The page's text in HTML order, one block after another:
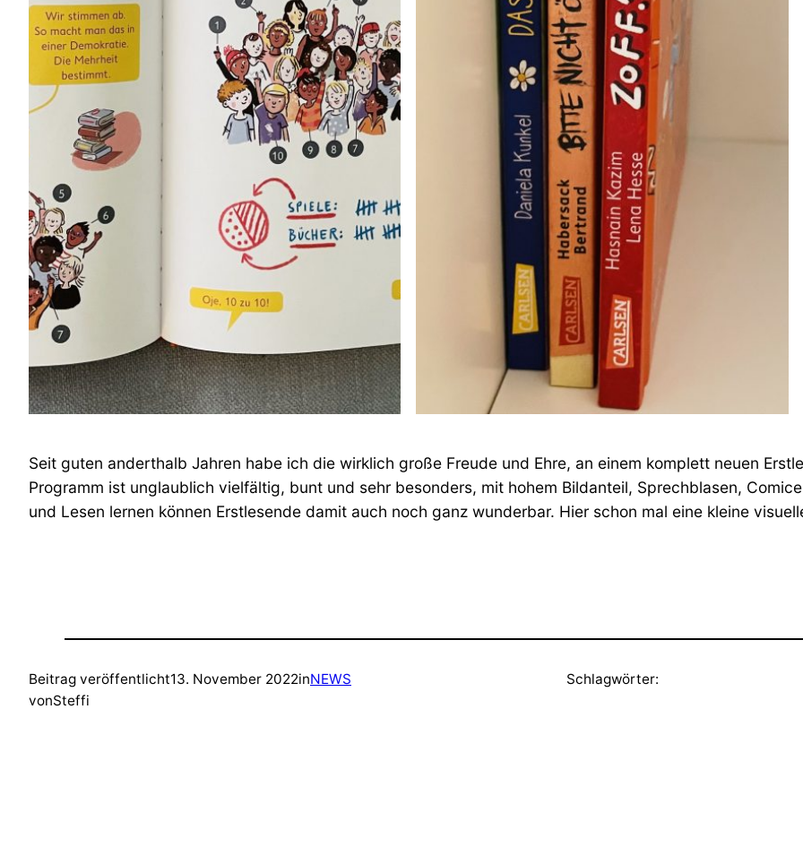
Seit guten anderthalb Jahren habe ich die wirklich große Freude und Ehre, an einem komplett neuen
Programm ist unglaublich vielfältig, bunt und sehr besonders, mit hohem Bildanteil, Sprechblasen,
und Lesen lernen können Erstlesende damit auch noch ganz wunderbar. Hier schon mal eine kleine
Beitrag veröffentlicht13. November 2022inNEWS
vonSteffi
Schlagwörter: